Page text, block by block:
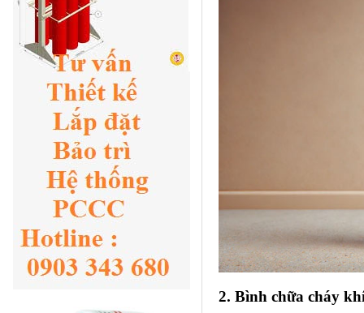
2. Bình chữa cháy